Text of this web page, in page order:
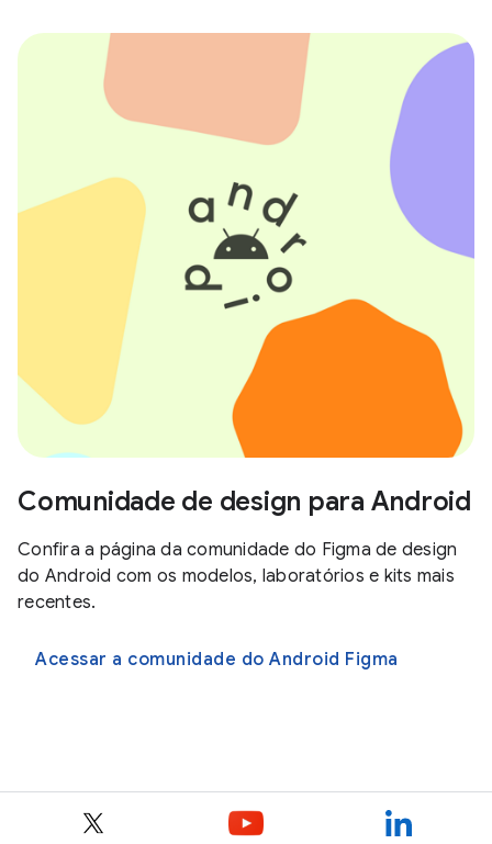
Comunidade de design para Android
Confira a página da comunidade do Figma de design
do Android com os modelos, laboratórios e kits mais
recentes.
Acessar a comunidade do Android Figma